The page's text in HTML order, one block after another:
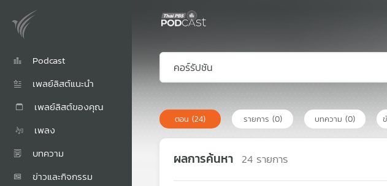
Podcast
เพลย์ลิสต์แนะนำ
เพลย์ลิสต์ของคุณ
เพลง
บทความ
ข่าวและกิจกรรม
ตอน (24) รายการ (0) บทความ (0)
ผลการค้นหา 24 รายการ